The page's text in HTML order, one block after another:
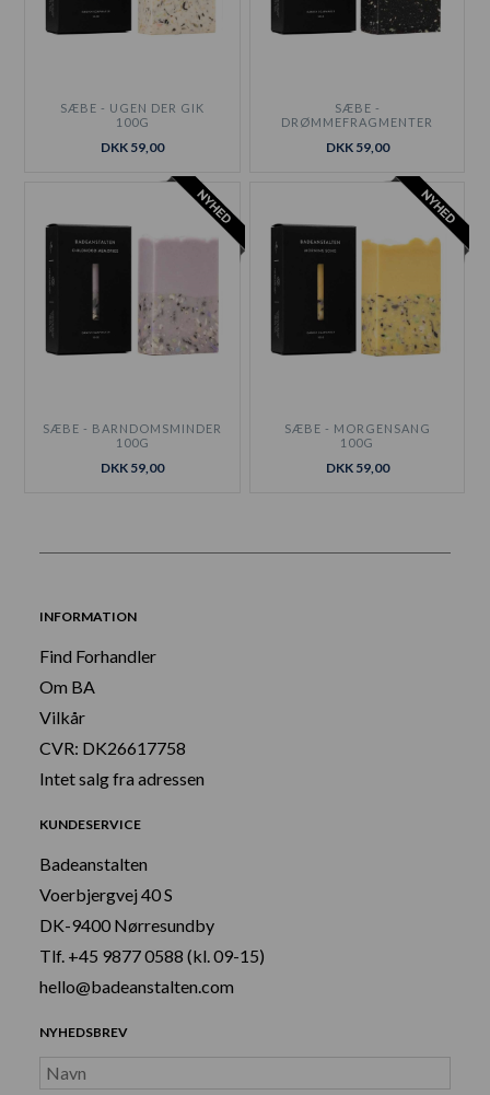
SÆBE - UGEN DER GIK
100G
DKK 59,00
SÆBE -
DRØMMEFRAGMENTER
DKK 59,00
SÆBE - BARNDOMSMINDER
100G
DKK 59,00
SÆBE - MORGENSANG
100G
DKK 59,00
INFORMATION
Find Forhandler
Om BA
Vilkår
CVR: DK26617758
Intet salg fra adressen
KUNDESERVICE
Badeanstalten
Voerbjergvej 40 S
DK-9400 Nørresundby
Tlf. +45 9877 0588 (kl. 09-15)
hello@badeanstalten.com
NYHEDSBREV